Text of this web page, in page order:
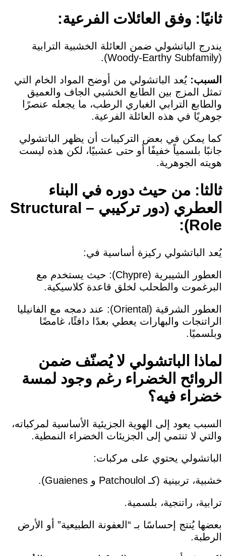
ثانيًا: وفق العائلات الفرعية:
يندرج الباتشولي ضمن العائلة الخشبية الترابية
(Woody-Earthy Subfamily).
السبب: يُعد الباتشولي من أوضح المواد الخام التي
تمثل المزج بين الطابع الخشبي الجاف والعميق
والطابع الترابي الغباري الرطب، ما يجعله عنصرًا
جوهريًا في هذه العائلة الفرعية.
كما يمكن في بعض التركيبات أن يظهر الباتشولي
جانبًا بلسمياً خفيفًا أو حتى عشبيًا، لكن هذه ليست
هويته الجوهرية.
ثالثا: من حيث دوره في البناء
العطري (دور تركيبي – Structural
Role):
يُعد الباتشولي ركيزة أساسية في:
العطور الشيبرية (Chypre): حيث يستخدم مع
البرغموت والطحلب لخلق قاعدة كلاسيكية.
العطور الشرقية (Oriental): عند دمجه مع الفانيليا
الراتنجات والبهارات يعطي بعدًا دافئًا، غامضًا
وبلسميًا.
لماذا الباتشولي لا يُصنّف ضمن
الروائح الخضراء رغم وجود لمسة
خضراء فيه؟
السبب يعود إلى الهوية الجزيئية الأساسية لمركباته،
والتي لا تنتمي إلى الجزيئات الخضراء النمطية.
الباتشولي يحتوي على مركبات:
خشبية، تربينية (كـ Patchoulol و Guaienes).
ترابية، راتنجية، بلسمية.
بعضها يُنتج إحساسًا بـ “العفونة الطبيعية” أو الأرض
الرطبة.